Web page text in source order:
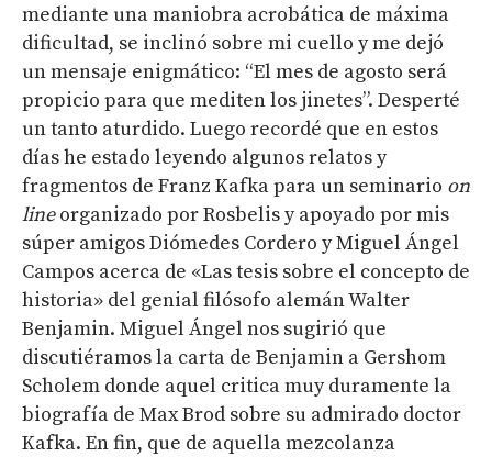
mediante una maniobra acrobática de máxima
dificultad, se inclinó sobre mi cuello y me dejó
un mensaje enigmático: “El mes de agosto será
propicio para que mediten los jinetes”. Desperté
un tanto aturdido. Luego recordé que en estos
días he estado leyendo algunos relatos y
fragmentos de Franz Kafka para un seminario on
lineorganizado por Rosbelis y apoyado por mis
súper amigos Diómedes Cordero y Miguel Ángel
Campos acerca de «Las tesis sobre el concepto de
historia» del genial filósofo alemán Walter
Benjamin. Miguel Ángel nos sugirió que
discutiéramos la carta de Benjamin a Gershom
Scholem donde aquel critica muy duramente la
biografía de Max Brod sobre su admirado doctor
Kafka. En fin, que de aquella mezcolanza